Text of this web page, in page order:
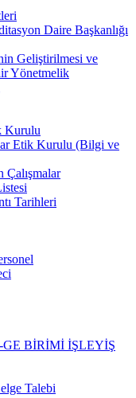
Daire Başkanlığı
Geliştirilmesi ve
Yönetmelik
Kurulu
Etik Kurulu (Bilgi ve
Çalışmalar
Tarihleri
BİRİMİ İŞLEYİŞ
Talebi